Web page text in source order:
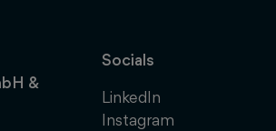
&
Socials
LinkedIn
Instagram